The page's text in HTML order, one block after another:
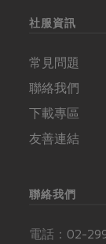
社服資訊
常見問題
聯絡我們
下載專區
友善連結
聯絡我們
電話： 02-